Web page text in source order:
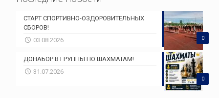
0
СТАРТ СПОРТИВНО-ОЗДОРОВИТЕЛЬНЫХ
СБОРОВ!
03.08.2026
0
ДОНАБОР В ГРУППЫ ПО ШАХМАТАМ!
31.07.2026